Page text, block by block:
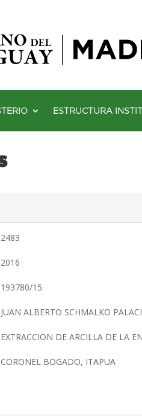
ESTRUCTURA
2483
2016
193780/15
JUAN ALBERTO SCHMALKO
EXTRACCION DE ARCILLA DE LA
CORONEL BOGADO, ITAPUA